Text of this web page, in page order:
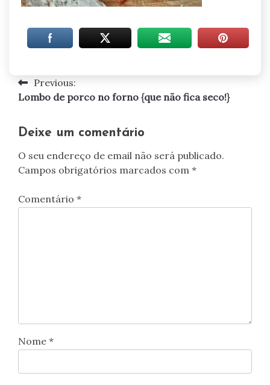
Navegação
artigos
Previous:
Lombo de porco no forno {que não fica seco!}
Deixe um comentário
O seu endereço de email não será publicado.
Campos obrigatórios marcados com *
Comentário *
Nome *